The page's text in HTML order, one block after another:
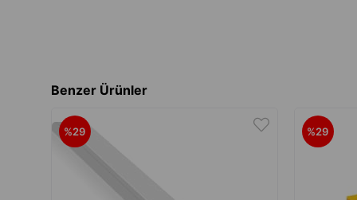
Benzer Ürünler
%29 %29